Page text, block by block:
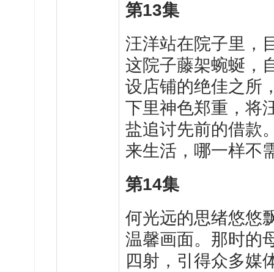
第13集
汪洋站在院子里，
这院子藤架蜿蜒，
设店铺的绝佳之所
下里神色郑重，将
盐追讨先前的借款
来生活，哪一样不
第14集
何光远的思绪悠悠
温馨画面。那时的
四射，引得众多媒